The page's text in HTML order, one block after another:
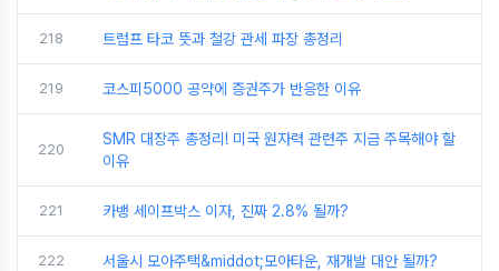
218 트럼프 타코 뜻과 철강 관세 파장 총정리
219 코스피5000 공약에 증권주가 반응한 이유
220
SMR 대장주 총정리! 미국 원자력 관련주 지금 주목해야 할
이유
221 카뱅 세이프박스 이자, 진짜 2.8% 될까?
222 서울시 모아주택&middot;모아타운, 재개발 대안 될까?